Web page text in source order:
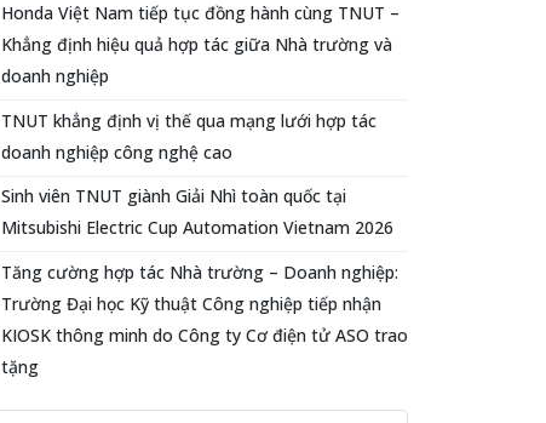
Honda Việt Nam tiếp tục đồng hành cùng TNUT –
Khẳng định hiệu quả hợp tác giữa Nhà trường và
doanh nghiệp
TNUT khẳng định vị thế qua mạng lưới hợp tác
doanh nghiệp công nghệ cao
Sinh viên TNUT giành Giải Nhì toàn quốc tại
Mitsubishi Electric Cup Automation Vietnam 2026
Tăng cường hợp tác Nhà trường – Doanh nghiệp:
Trường Đại học Kỹ thuật Công nghiệp tiếp nhận
KIOSK thông minh do Công ty Cơ điện tử ASO trao
tặng